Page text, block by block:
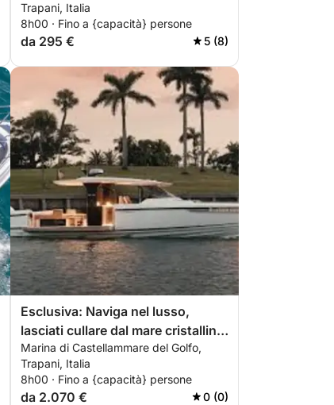
Trapani, Italia
8h00 · Fino a {capacità} persone
da 295 € 5 (8)
Esclusiva: Naviga nel lusso,
lasciati cullare dal mare cristallino
e scopri l’incanto selvaggio della
Riserva dello Zingaro:
un’esperienza esclusiva dove il
Marina di Castellammare del Golfo,
Trapani, Italia
8h00 · Fino a {capacità} persone
da 2.070 € 0 (0)